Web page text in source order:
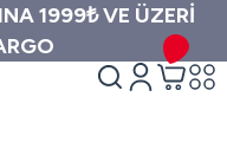
1999₺ VE ÜZERİ